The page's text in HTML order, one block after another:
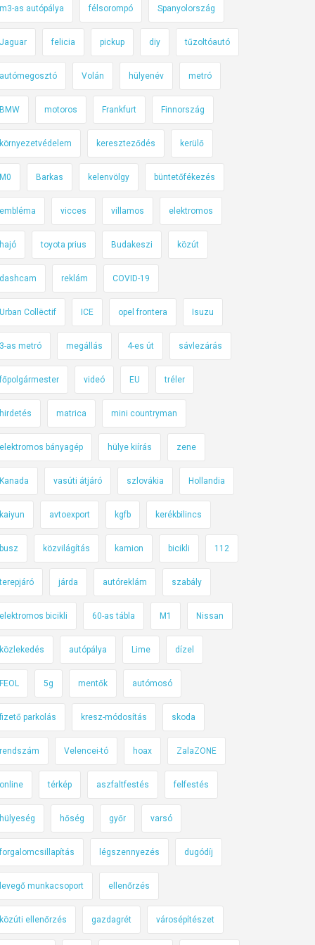
m3-as autópálya félsorompó Spanyolország
Jaguar felicia pickup diy tűzoltóautó
autómegosztó Volán hülyenév metró
BMW motoros Frankfurt Finnország
környezetvédelem kereszteződés kerülő
M0 Barkas kelenvölgy büntetőfékezés
embléma vicces villamos elektromos
hajó toyota prius Budakeszi közút
dashcam reklám COVID-19
Urban Collëctif ICE opel frontera Isuzu
3-as metró megállás 4-es út sávlezárás
főpolgármester videó EU tréler
hirdetés matrica mini countryman
elektromos bányagép hülye kiírás zene
Kanada vasúti átjáró szlovákia Hollandia
kaiyun avtoexport kgfb kerékbilincs
busz közvilágítás kamion bicikli 112
terepjáró járda autóreklám szabály
elektromos bicikli 60-as tábla M1 Nissan
közlekedés autópálya Lime dízel
FEOL 5g mentők autómosó
fizető parkolás kresz-módosítás skoda
rendszám Velencei-tó hoax ZalaZONE
online térkép aszfaltfestés felfestés
hülyeség hőség győr varsó
forgalomcsillapítás légszennyezés dugódíj
levegő munkacsoport ellenőrzés
közúti ellenőrzés gazdagrét városépítészet